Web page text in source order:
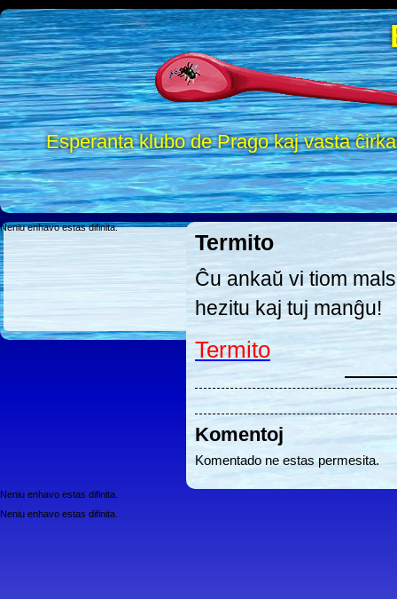
Esperanta klubo de Prago kaj vasta
Neniu enhavo estas difinita.
Termito
Ĉu ankaŭ vi tiom
hezitu kaj tuj manĝu!
Termito
Komentoj
Komentado ne estas permesita.
Neniu enhavo estas difinita.
Neniu enhavo estas difinita.